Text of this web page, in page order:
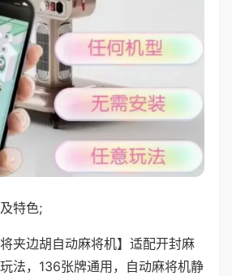
特色;
将夹边胡自动麻将机】适配开封麻
法，136张牌通用，自动麻将机静